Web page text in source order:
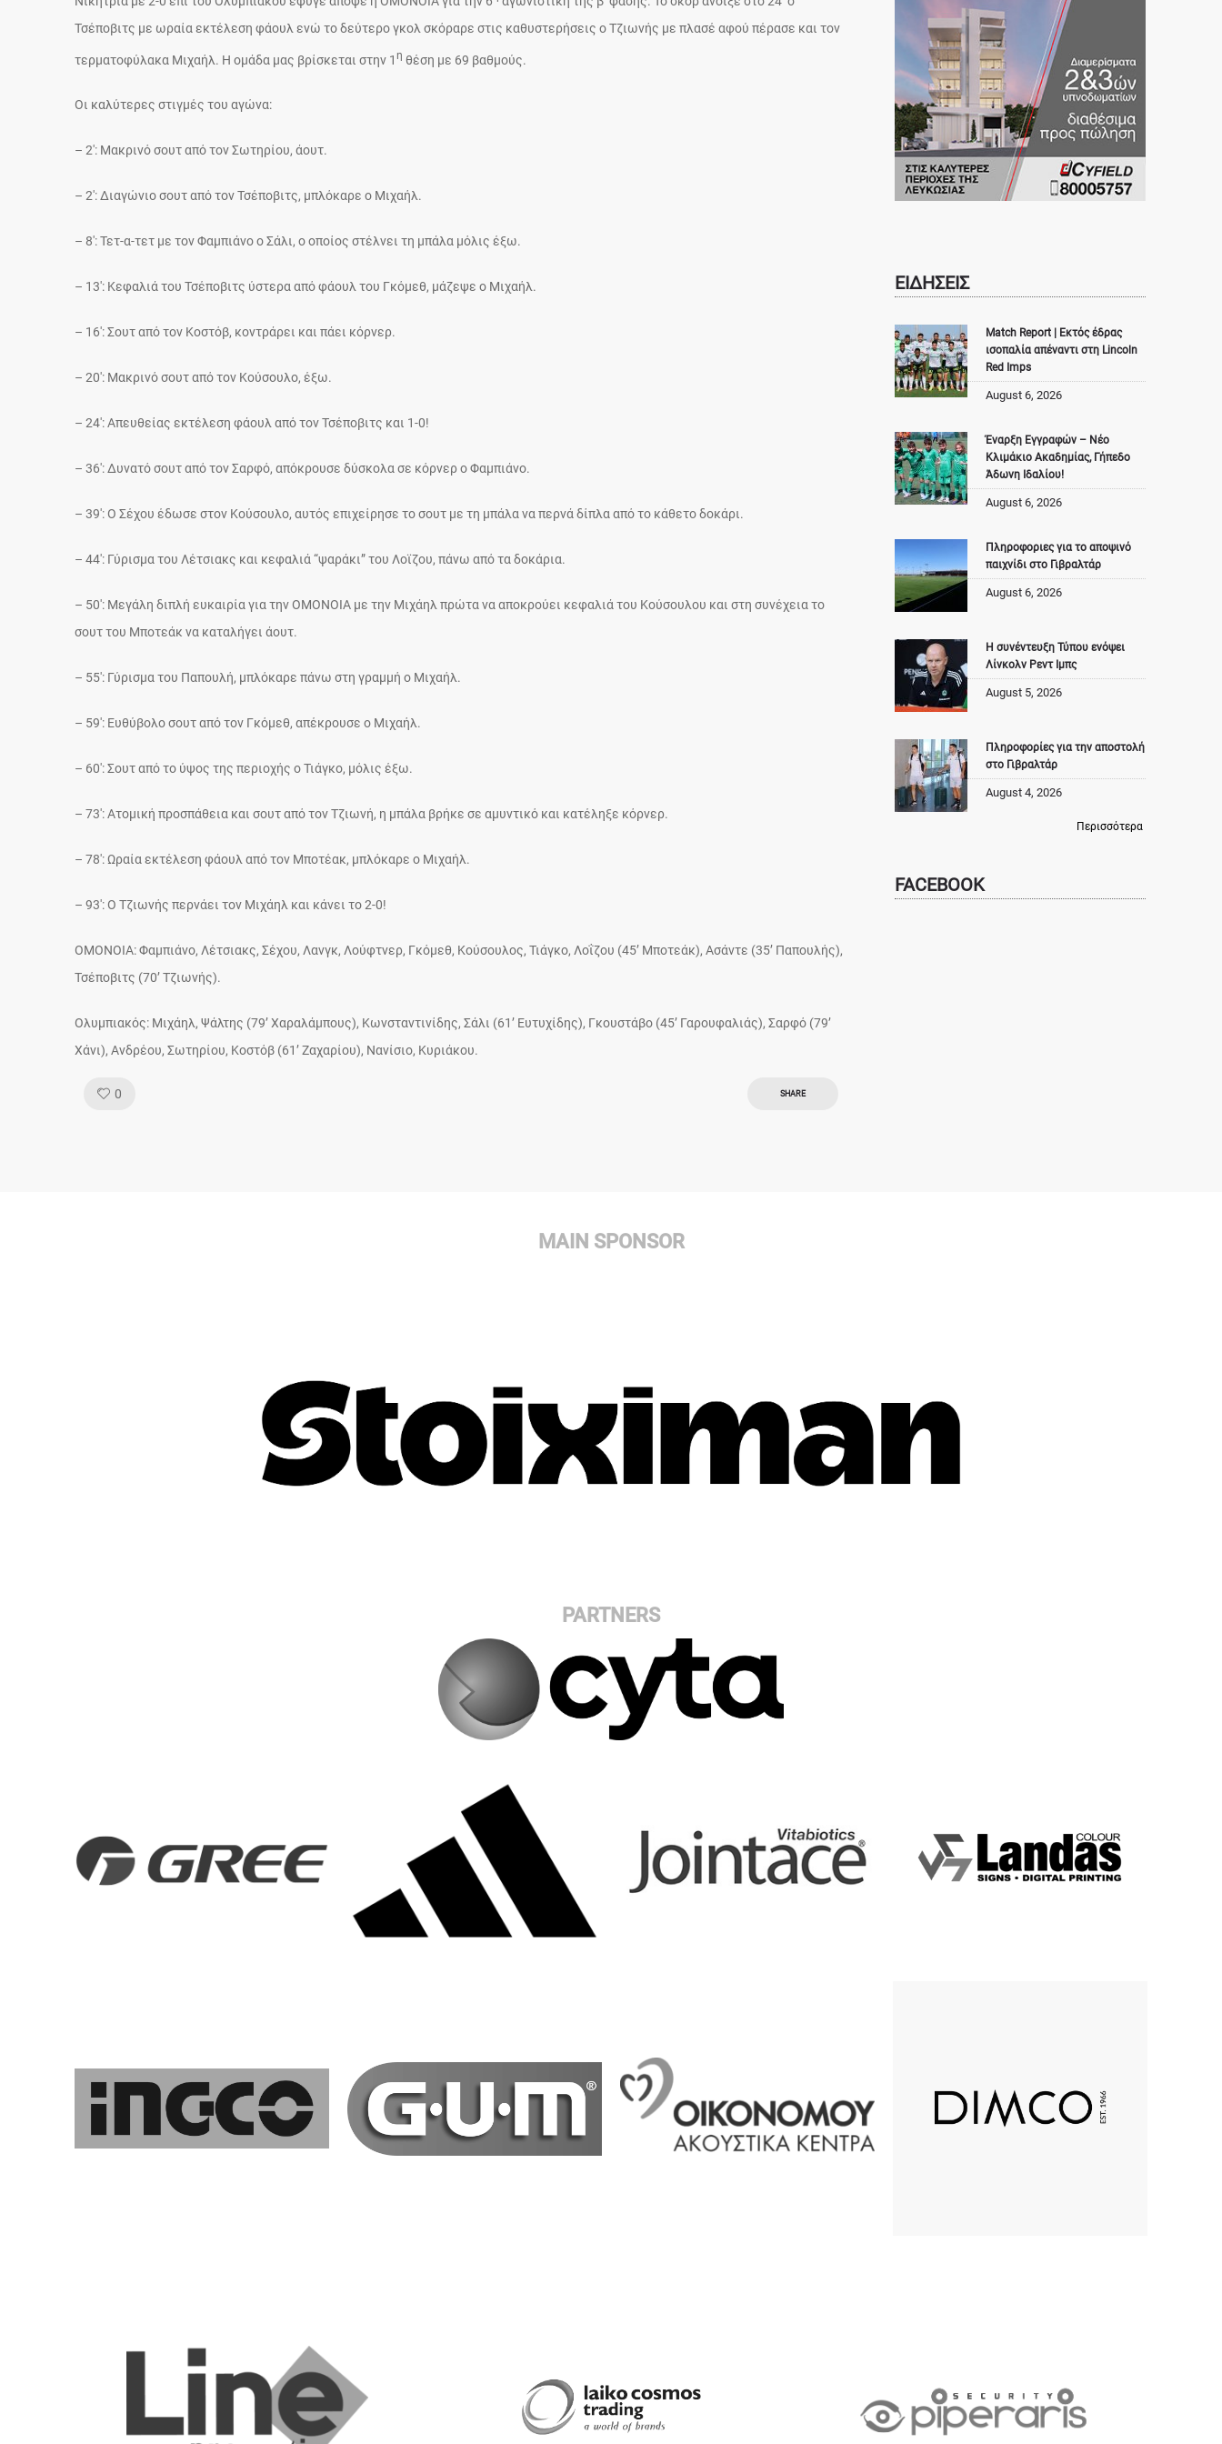
Τσέποβιτς με ωραία εκτέλεση φάουλ ενώ το δεύτερο γκολ σκόραρε στις καθυστερήσεις ο Τζιωνής με πλασέ αφού πέρασε και τον
τερματοφύλακα Μιχαήλ. Η ομάδα μας βρίσκεται στην 1 η θέση με 69 βαθμούς.
Οι καλύτερες στιγμές του αγώνα:
– 2′: Μακρινό σουτ από τον Σωτηρίου, άουτ.
– 2′: Διαγώνιο σουτ από τον Τσέποβιτς, μπλόκαρε ο Μιχαήλ.
– 8′: Τετ-α-τετ με τον Φαμπιάνο ο Σάλι, ο οποίος στέλνει τη μπάλα μόλις έξω.
– 13′: Κεφαλιά του Τσέποβιτς ύστερα από φάουλ του Γκόμεθ, μάζεψε ο Μιχαήλ.
– 16′: Σουτ από τον Κοστόβ, κοντράρει και πάει κόρνερ.
– 20′: Μακρινό σουτ από τον Κούσουλο, έξω.
– 24′: Aπευθείας εκτέλεση φάουλ από τον Τσέποβιτς και 1-0!
– 36′: Δυνατό σουτ από τον Σαρφό, απόκρουσε δύσκολα σε κόρνερ ο Φαμπιάνο.
– 39′: O Σέχου έδωσε στον Κούσουλο, αυτός επιχείρησε το σουτ με τη μπάλα να περνά δίπλα από το κάθετο δοκάρι.
– 44′: Γύρισμα του Λέτσιακς και κεφαλιά “ψαράκι” του Λοϊζου, πάνω από τα δοκάρια.
– 50′: Μεγάλη διπλή ευκαιρία για την ΟΜΟΝΟΙΑ με την Μιχάηλ πρώτα να αποκρούει κεφαλιά του Κούσουλου και στη συνέχεια το
σουτ του Μποτεάκ να καταλήγει άουτ.
– 55′: Γύρισμα του Παπουλή, μπλόκαρε πάνω στη γραμμή ο Μιχαήλ.
– 59′: Ευθύβολο σουτ από τον Γκόμεθ, απέκρουσε ο Μιχαήλ.
– 60′: Σουτ από το ύψος της περιοχής ο Τιάγκο, μόλις έξω.
– 73′: Ατομική προσπάθεια και σουτ από τον Τζιωνή, η μπάλα βρήκε σε αμυντικό και κατέληξε κόρνερ.
– 78′: Ωραία εκτέλεση φάουλ από τον Μποτέακ, μπλόκαρε ο Μιχαήλ.
– 93′: Ο Τζιωνής περνάει τον Μιχάηλ και κάνει το 2-0!
OMONOIA: Φαμπιάνο, Λέτσιακς, Σέχου, Λανγκ, Λούφτνερ, Γκόμεθ, Κούσουλος, Τιάγκο, Λοΐζου (45’ Μποτεάκ), Ασάντε (35’ Παπουλής),
Τσέποβιτς (70’ Τζιωνής).
Ολυμπιακός: Μιχάηλ, Ψάλτης (79’ Χαραλάμπους), Κωνσταντινίδης, Σάλι (61’ Ευτυχίδης), Γκουστάβο (45’ Γαρουφαλιάς), Σαρφό (79’
Χάνι), Ανδρέου, Σωτηρίου, Κοστόβ (61’ Ζαχαρίου), Νανίσιο, Κυριάκου.
0 SHARE
ΕΙΔΗΣΕΙΣ
Match Report | Εκτός έδρας
ισοπαλία απέναντι στη Lincoln
Red Imps
August 6, 2026
Έναρξη Εγγραφών – Νέο
Κλιμάκιο Ακαδημίας, Γήπεδο
Άδωνη Ιδαλίου!
August 6, 2026
Πληροφοριες για το αποψινό
παιχνίδι στο Γιβραλτάρ
August 6, 2026
Η συνέντευξη Τύπου ενόψει
Λίνκολν Ρεντ Ιμπς
August 5, 2026
Πληροφορίες για την αποστολή
στο Γιβραλτάρ
August 4, 2026
Περισσότερα
FACEBOOK
MAIN SPONSOR
PARTNERS